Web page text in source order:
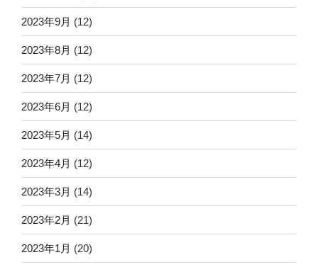
2023年9月 (12)
2023年8月 (12)
2023年7月 (12)
2023年6月 (12)
2023年5月 (14)
2023年4月 (12)
2023年3月 (14)
2023年2月 (21)
2023年1月 (20)